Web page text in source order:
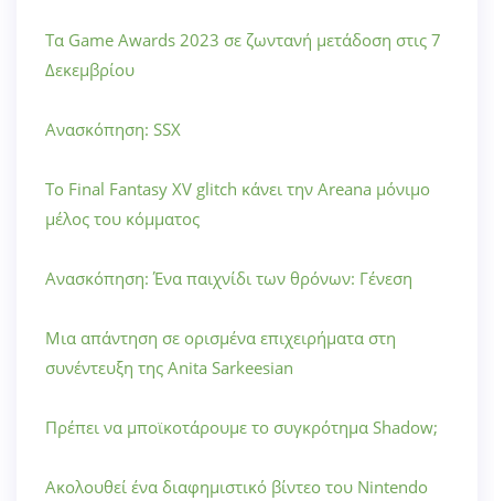
Τα Game Awards 2023 σε ζωντανή μετάδοση στις 7
Δεκεμβρίου
Ανασκόπηση: SSX
Το Final Fantasy XV glitch κάνει την Areana μόνιμο
μέλος του κόμματος
Ανασκόπηση: Ένα παιχνίδι των θρόνων: Γένεση
Μια απάντηση σε ορισμένα επιχειρήματα στη
συνέντευξη της Anita Sarkeesian
Πρέπει να μποϊκοτάρουμε το συγκρότημα Shadow;
Ακολουθεί ένα διαφημιστικό βίντεο του Nintendo